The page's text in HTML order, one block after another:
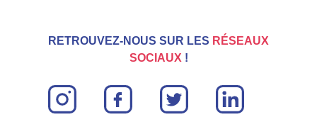
RETROUVEZ-NOUS SUR LES RÉSEAUX
SOCIAUX !
instagram facebook twitter linkin